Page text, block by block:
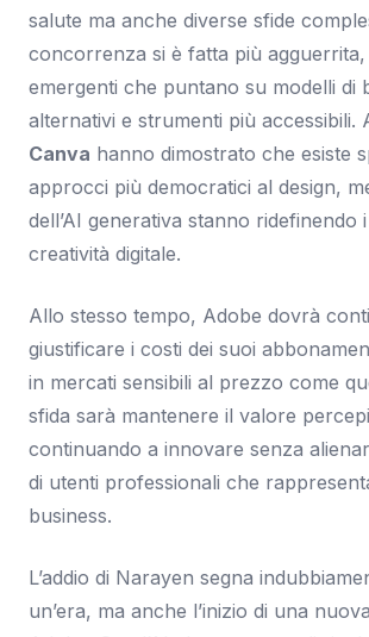
salute ma anche diverse sfide
concorrenza si è fatta più
emergenti che puntano su modelli di
alternativi e strumenti più accessibili.
Canva hanno dimostrato che esiste
approcci più democratici al design,
dell’AI generativa stanno ridefinendo
creatività digitale.
Allo stesso tempo, Adobe dovrà
giustificare i costi dei suoi
in mercati sensibili al prezzo come
sfida sarà mantenere il valore
continuando a innovare senza
di utenti professionali che
business.
L’addio di Narayen segna
un’era, ma anche l’inizio di una